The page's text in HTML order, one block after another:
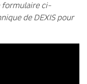
formulaire ci-
de DEXIS pour